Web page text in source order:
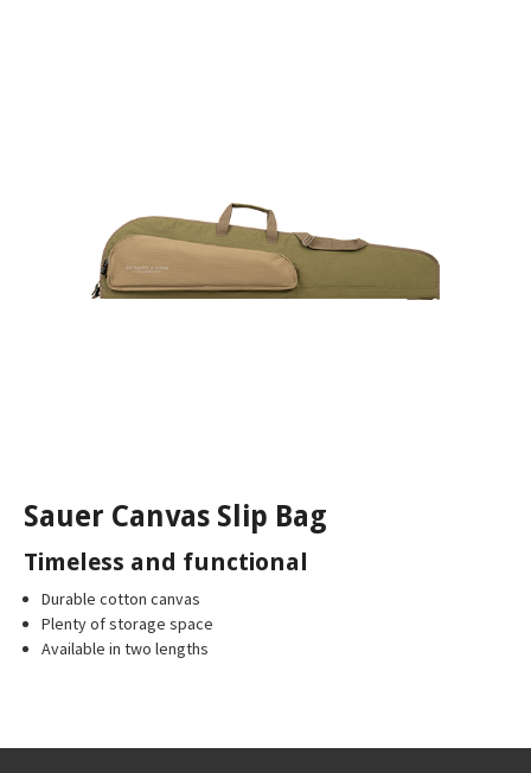
Sauer Canvas Slip Bag
Timeless and functional
Durable cotton canvas
Plenty of storage space
Available in two lengths